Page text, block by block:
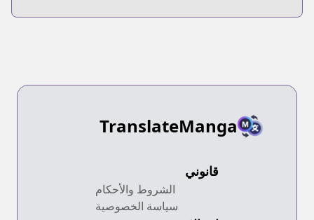
TranslateManga
قانوني
الشروط والأحكام
سياسة الخصوصية